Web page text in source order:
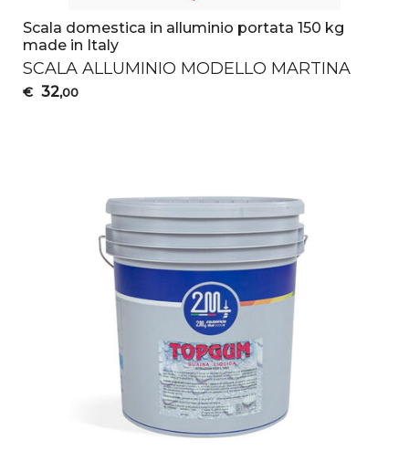
Scala domestica in alluminio portata 150 kg
made in Italy
SCALA ALLUMINIO MODELLO MARTINA
€ 32,00